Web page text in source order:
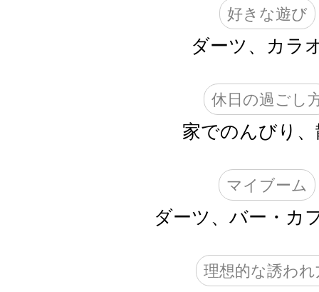
好きな遊び
ダーツ、カラ
休日の過ごし
家でのんびり、
マイブーム
ダーツ、バー・カ
理想的な誘われ